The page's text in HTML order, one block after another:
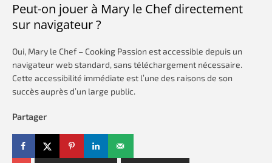
Peut-on jouer à Mary le Chef directement
sur navigateur ?
Oui, Mary le Chef – Cooking Passion est accessible depuis un
navigateur web standard, sans téléchargement nécessaire.
Cette accessibilité immédiate est l’une des raisons de son
succès auprès d’un large public.
Partager